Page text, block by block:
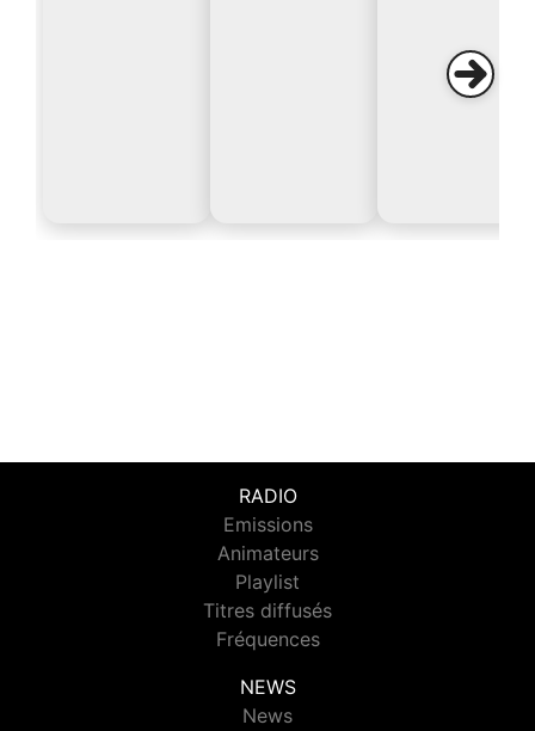
RADIO
Emissions
Animateurs
Playlist
Titres diffusés
Fréquences
NEWS
News